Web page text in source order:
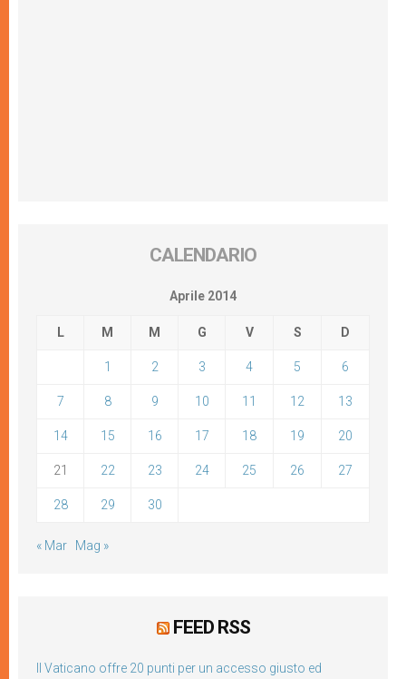
CALENDARIO
Aprile 2014
L M M G V S D
1 2 3 4 5 6
7 8 9 10 11 12 13
14 15 16 17 18 19 20
21 22 23 24 25 26 27
28 29 30
« Mar Mag »
FEED RSS
Il Vaticano offre 20 punti per un accesso giusto ed